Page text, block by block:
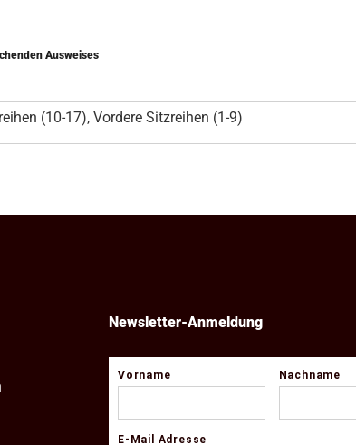
Ausweises
(10-17), Vordere Sitzreihen (1-9)
Newsletter-Anmeldung